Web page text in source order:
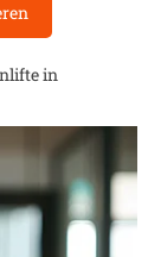
in